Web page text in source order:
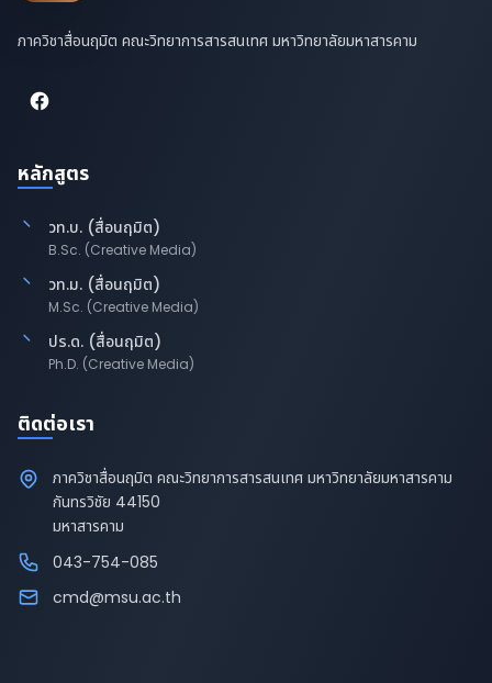
ภาควิชาสื่อนฤมิต คณะวิทยาการสารสนเทศ มหาวิทยาลัยมหาสารคาม
หลักสูตร
วท.บ. (สื่อนฤมิต)
B.Sc. (Creative Media)
วท.ม. (สื่อนฤมิต)
M.Sc. (Creative Media)
ปร.ด. (สื่อนฤมิต)
Ph.D. (Creative Media)
ติดต่อเรา
ภาควิชาสื่อนฤมิต คณะวิทยาการสารสนเทศ มหาวิทยาลัยมหาสารคาม
กันทรวิชัย 44150
มหาสารคาม
043-754-085
cmd@msu.ac.th